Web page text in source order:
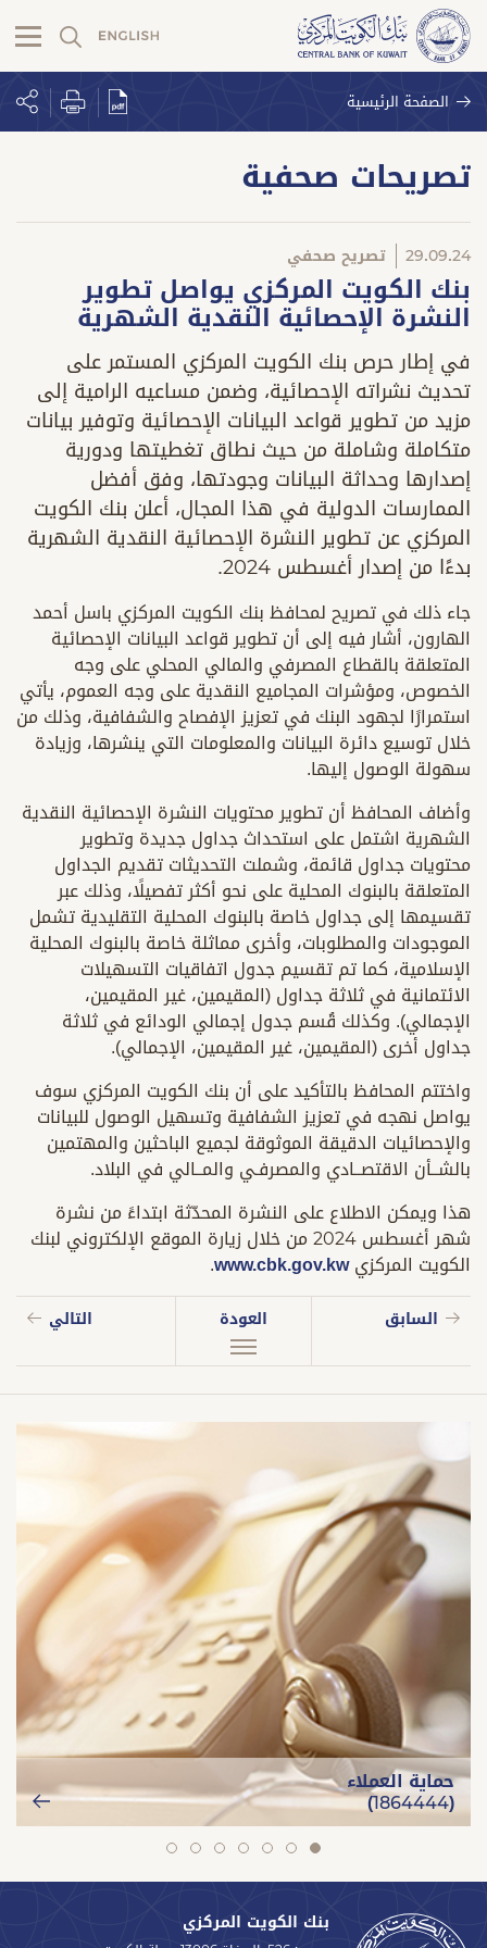
الصفحة الرئيسية
تصريحات صحفية
29.09.24 تصريح صحفي
بنك الكويت المركزي يواصل تطوير
النشرة الإحصائية النقدية الشهرية
في إطار حرص بنك الكويت المركزي المستمر على
تحديث نشراته الإحصائية، وضمن مساعيه الرامية إلى
مزيد من تطوير قواعد البيانات الإحصائية وتوفير بيانات
متكاملة وشاملة من حيث نطاق تغطيتها ودورية
إصدارها وحداثة البيانات وجودتها، وفق أفضل
الممارسات الدولية في هذا المجال، أعلن بنك الكويت
المركزي عن تطوير النشرة الإحصائية النقدية الشهرية
بدءًا من إصدار أغسطس 2024.
جاء ذلك في تصريح لمحافظ بنك الكويت المركزي باسل أحمد
الهارون، أشار فيه إلى أن تطوير قواعد البيانات الإحصائية
المتعلقة بالقطاع المصرفي والمالي المحلي على وجه
الخصوص، ومؤشرات المجاميع النقدية على وجه العموم، يأتي
استمرارًا لجهود البنك في تعزيز الإفصاح والشفافية، وذلك من
خلال توسيع دائرة البيانات والمعلومات التي ينشرها، وزيادة
سهولة الوصول إليها.
وأضاف المحافظ أن تطوير محتويات النشرة الإحصائية النقدية
الشهرية اشتمل على استحداث جداول جديدة وتطوير
محتويات جداول قائمة، وشملت التحديثات تقديم الجداول
المتعلقة بالبنوك المحلية على نحو أكثر تفصيلًا، وذلك عبر
تقسيمها إلى جداول خاصة بالبنوك المحلية التقليدية تشمل
الموجودات والمطلوبات، وأخرى مماثلة خاصة بالبنوك المحلية
الإسلامية، كما تم تقسيم جدول اتفاقيات التسهيلات
الائتمانية في ثلاثة جداول (المقيمين، غير المقيمين،
الإجمالي). وكذلك قُسم جدول إجمالي الودائع في ثلاثة
جداول أخرى (المقيمين، غير المقيمين، الإجمالي).
واختتم المحافظ بالتأكيد على أن بنك الكويت المركزي سوف
يواصل نهجه في تعزيز الشفافية وتسهيل الوصول للبيانات
والإحصائيات الدقيقة الموثوقة لجميع الباحثين والمهتمين
بالشــأن الاقتصــادي والمصرفـي والمــالي في البلاد.
هذا ويمكن الاطلاع على النشرة المحدّثة ابتداءً من نشرة
شهر أغسطس 2024 من خلال زيارة الموقع الإلكتروني لبنك
الكويت المركزيwww.cbk.gov.kw
.
السابق العودة التالي
حماية العملاء
(1864444)
slide
1
slide
2
slide
slide
4
slide
slide
6
slide
بنك الكويت المركزي